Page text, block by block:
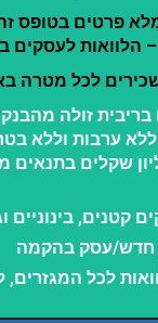
פרטים בטופס
הלוואות לעסקים
לכל מטרה
בריבית זולה
ללא ערבות וללא
עד 8 מיליון שקלים
קטנים, בינוניים
חדש/עסק בהקמה
לכל המגזרים,